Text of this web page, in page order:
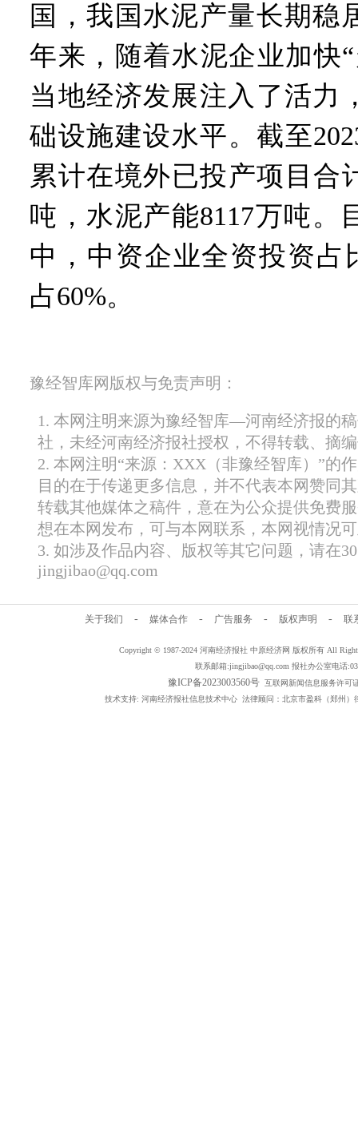
国，我国水泥产量长期稳
年来，随着水泥企业加快
当地经济发展注入了活力
础设施建设水平。截至
累计在境外已投产项目合
吨，水泥产能8117万吨。
中，中资企业全资投资占
占60%。
豫经智库网版权与免责声明：
1. 本网注明来源为豫经智库—河南经济报的
社，未经河南经济报社授权，不得转载、摘
2. 本网注明“来源：XXX（非豫经智库）”的
目的在于传递更多信息，并不代表本网赞同
转载其他媒体之稿件，意在为公众提供免费
想在本网发布，可与本网联系，本网视情况
3. 如涉及作品内容、版权等其它问题，请在
jingjibao@qq.com
关于我们 - 媒体合作 - 广告服务 - 版权声明 - 联
Copyright © 1987-2024 河南经济报社 中原经济网 版权所有 All
联系邮箱:jingjibao@qq.com 报社办公室电话
豫ICP备2023003560号互联网新闻信息服务许可
技术支持: 河南经济报社信息技术中心 法律顾问：北京市盈科（郑州